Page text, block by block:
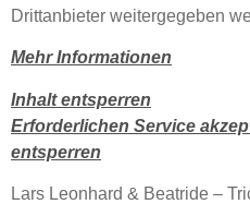
Drittanbieter weitergegeben
Mehr Informationen
Inhalt entsperren
Erforderlichen Service
entsperren
Lars Leonhard & Beatride –